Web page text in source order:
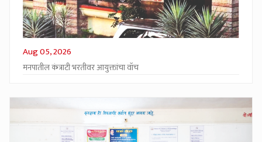
Aug 05, 2026
मनपातील कंत्राटी भरतीवर आयुक्तांचा वॉच